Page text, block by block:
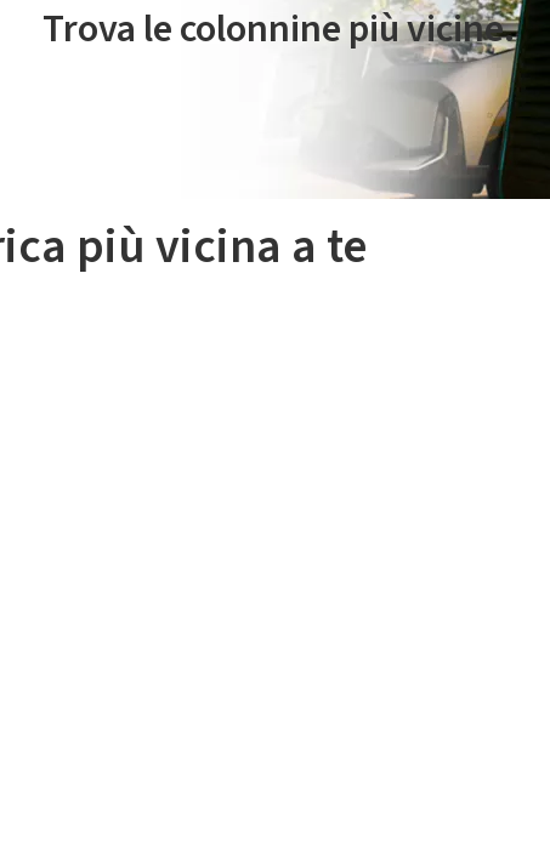
Trova le colonnine più vicine.
più vicina a te